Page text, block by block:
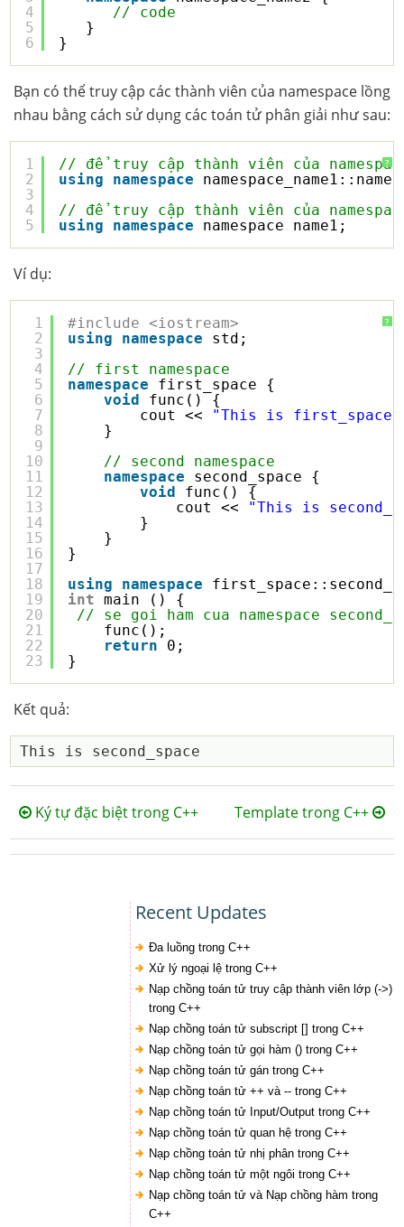
4
5
6
// code
}
}
Bạn có thể truy cập các thành viên của namespace lồng
nhau bằng cách sử dụng các toán tử phân giải như sau:
?
1
2
3
4
5
// để truy cập thành viên của
using
namespace
// để truy cập thành viên của
using
namespace namespace_name1;
Ví dụ:
?
1
2
3
4
5
6
7
8
9
10
11
12
13
14
15
16
17
18
19
20
21
22
23
#include <iostream>
using
namespace
std;
// first namespace
namespace
first_space {
void
func() {
cout << "This is first_space"
}
// second namespace
namespace
second_space {
void
func() {
cout << "This is
}
}
}
using
namespace
int
main () {
// se goi ham cua namespace
func();
return
0;
}
Kết quả:
Ký tự đặc biệt trong C++ Template trong C++
Recent Updates
Đa luồng trong C++
Xử lý ngoại lệ trong C++
Nạp chồng toán tử truy cập thành viên lớp (->)
trong C++
Nạp chồng toán tử subscript [] trong C++
Nạp chồng toán tử gọi hàm () trong C++
Nạp chồng toán tử gán trong C++
Nạp chồng toán tử ++ và -- trong C++
Nạp chồng toán tử Input/Output trong C++
Nạp chồng toán tử quan hệ trong C++
Nạp chồng toán tử nhị phân trong C++
Nạp chồng toán tử một ngôi trong C++
Nạp chồng toán tử và Nạp chồng hàm trong
C++